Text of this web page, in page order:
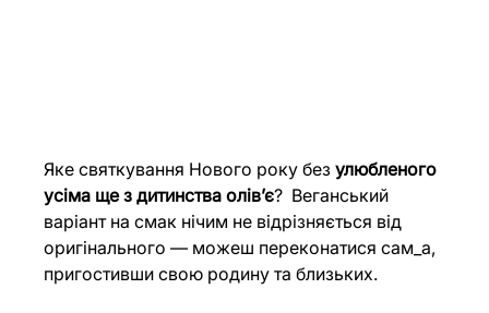
Яке святкування Нового року без улюбленого
усіма ще з дитинства олів’є?  Веганський
варіант на смак нічим не відрізняється від
оригінального — можеш переконатися сам_а,
пригостивши свою родину та близьких.